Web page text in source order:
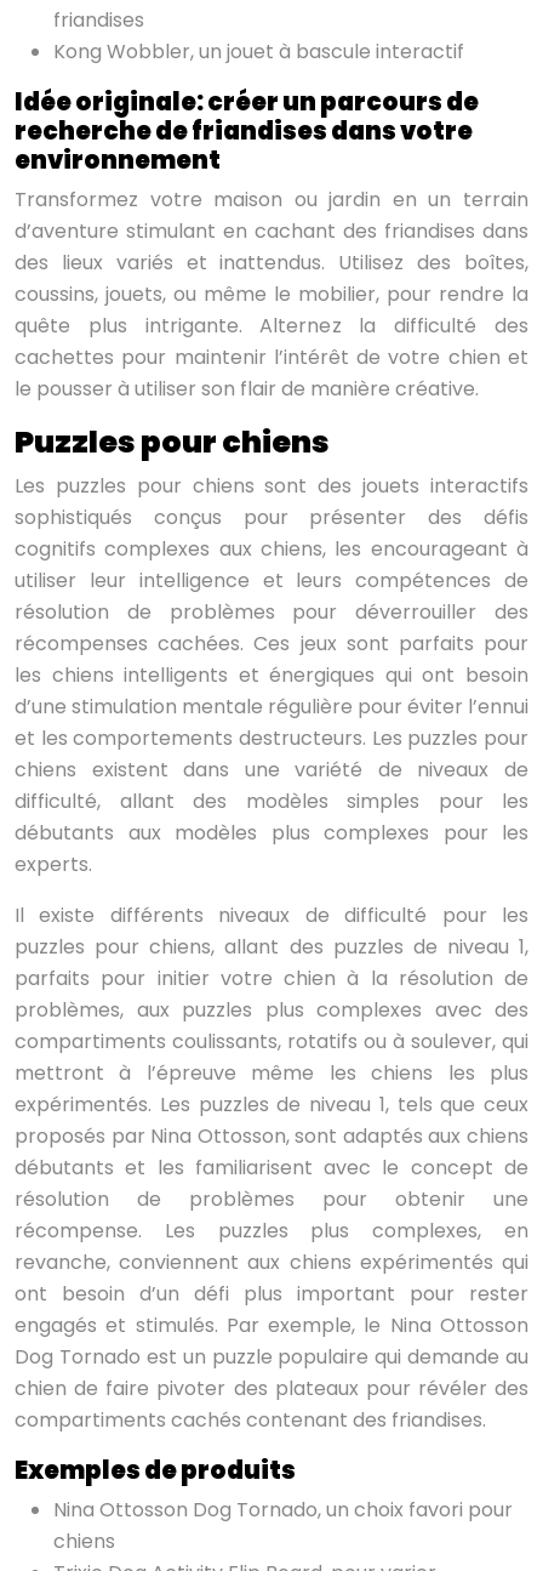
friandises
Kong Wobbler, un jouet à bascule interactif
Idée originale: créer un parcours de
recherche de friandises dans votre
environnement
Transformez votre maison ou jardin en un terrain
d’aventure stimulant en cachant des friandises dans
des lieux variés et inattendus. Utilisez des boîtes,
coussins, jouets, ou même le mobilier, pour rendre la
quête plus intrigante. Alternez la difficulté des
cachettes pour maintenir l’intérêt de votre chien et
le pousser à utiliser son flair de manière créative.
Puzzles pour chiens
Les puzzles pour chiens sont des jouets interactifs
sophistiqués conçus pour présenter des défis
cognitifs complexes aux chiens, les encourageant à
utiliser leur intelligence et leurs compétences de
résolution de problèmes pour déverrouiller des
récompenses cachées. Ces jeux sont parfaits pour
les chiens intelligents et énergiques qui ont besoin
d’une stimulation mentale régulière pour éviter l’ennui
et les comportements destructeurs. Les puzzles pour
chiens existent dans une variété de niveaux de
difficulté, allant des modèles simples pour les
débutants aux modèles plus complexes pour les
experts.
Il existe différents niveaux de difficulté pour les
puzzles pour chiens, allant des puzzles de niveau 1,
parfaits pour initier votre chien à la résolution de
problèmes, aux puzzles plus complexes avec des
compartiments coulissants, rotatifs ou à soulever, qui
mettront à l’épreuve même les chiens les plus
expérimentés. Les puzzles de niveau 1, tels que ceux
proposés par Nina Ottosson, sont adaptés aux chiens
débutants et les familiarisent avec le concept de
résolution de problèmes pour obtenir une
récompense. Les puzzles plus complexes, en
revanche, conviennent aux chiens expérimentés qui
ont besoin d’un défi plus important pour rester
engagés et stimulés. Par exemple, le Nina Ottosson
Dog Tornado est un puzzle populaire qui demande au
chien de faire pivoter des plateaux pour révéler des
compartiments cachés contenant des friandises.
Exemples de produits
Nina Ottosson Dog Tornado, un choix favori pour
chiens